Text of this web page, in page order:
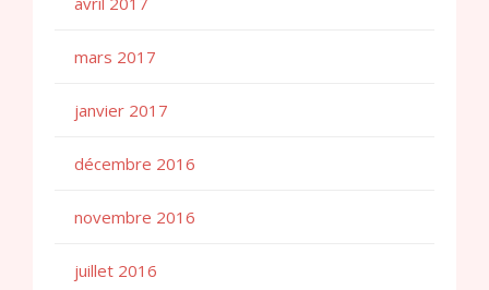
mars 2017
janvier 2017
décembre 2016
novembre 2016
juillet 2016